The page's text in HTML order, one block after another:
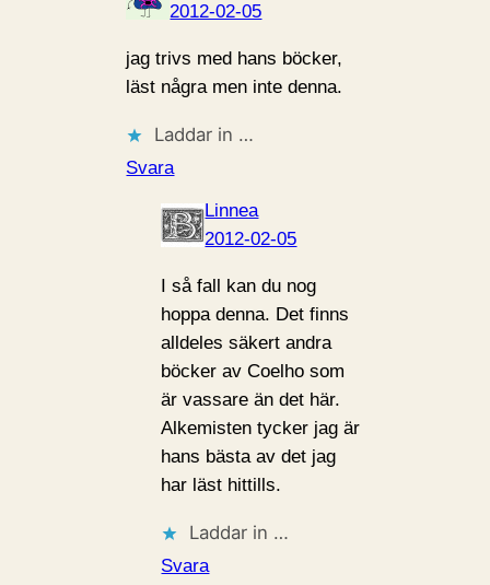
2012-02-05
jag trivs med hans böcker,
läst några men inte denna.
Laddar in …
Svara
Linnea
2012-02-05
I så fall kan du nog
hoppa denna. Det finns
alldeles säkert andra
böcker av Coelho som
är vassare än det här.
Alkemisten tycker jag är
hans bästa av det jag
har läst hittills.
Laddar in …
Svara